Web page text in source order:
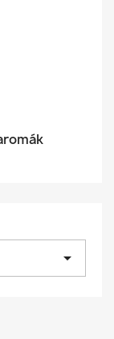
arrow_drop_down